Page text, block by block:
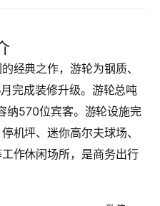
经典之作，游轮为钢质、
完成装修升级。游轮总吨
纳570位宾客。游轮设施完
机坪、迷你高尔夫球场、
作休闲场所，是商务出行